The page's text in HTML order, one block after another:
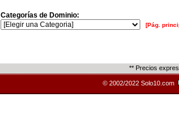
Categorías de Dominio:
[Pág.
** Precios
© 2002/2022 Solo10.com